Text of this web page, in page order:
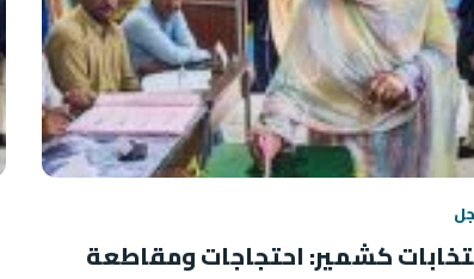
كشمير: احتجاجات ومقاطعة